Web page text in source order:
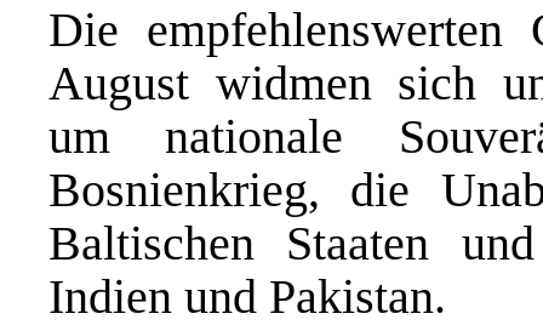
Die
August widmen sich
um nationale
Bosnienkrieg, die
Baltischen Staaten
Indien und Pakistan.